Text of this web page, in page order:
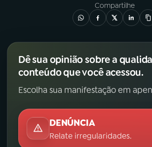
Compartilhe
Dê sua opinião sobre a
conteúdo que você acessou.
Escolha sua manifestação em
DENÚNCIA
Relate irregularidades.